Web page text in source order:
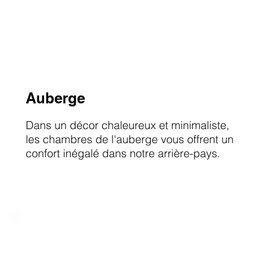
Auberge
Dans un décor chaleureux et minimaliste,
les chambres de l'auberge vous offrent un
confort inégalé dans notre arrière-pays.